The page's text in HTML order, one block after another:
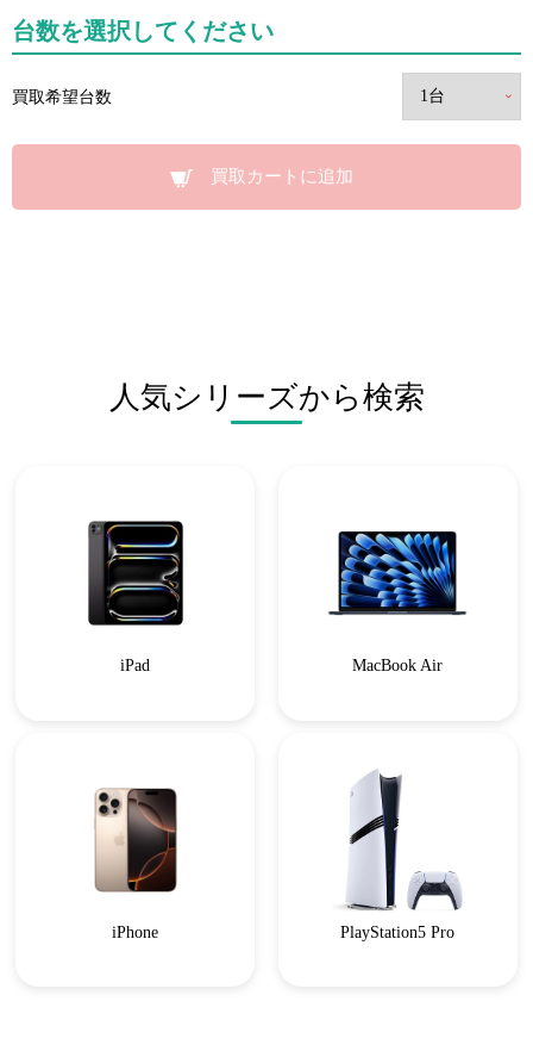
台数を選択してください
買取希望台数
買取カートに追加
人気シリーズから検索
iPad MacBook Air
iPhone PlayStation5 Pro